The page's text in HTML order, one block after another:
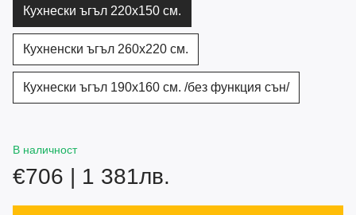
Кухнески ъгъл 220х150 см.
Кухненски ъгъл 260х220 см.
Кухнески ъгъл 190х160 см. /без функция сън/
В наличност
€706 | 1 381лв.